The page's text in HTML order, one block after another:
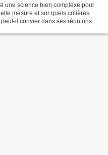
une science bien complexe pour
mesure et sur quels critières
il convier dans ses réunions